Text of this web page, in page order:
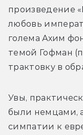
произведение
любовь
голема Ахим
темой Гофман
трактовку в
Увы,
были немцами,
симпатии к